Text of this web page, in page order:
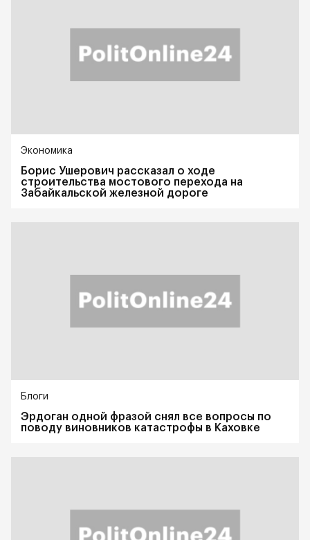
Экономика
Борис Ушерович рассказал о ходе
строительства мостового перехода на
Забайкальской железной дороге
Блоги
Эрдоган одной фразой снял все вопросы по
поводу виновников катастрофы в Каховке